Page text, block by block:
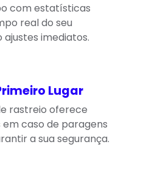
com estatísticas
real do seu
imediatos.
Lugar
rastreio oferece
caso de paragens
a sua segurança.